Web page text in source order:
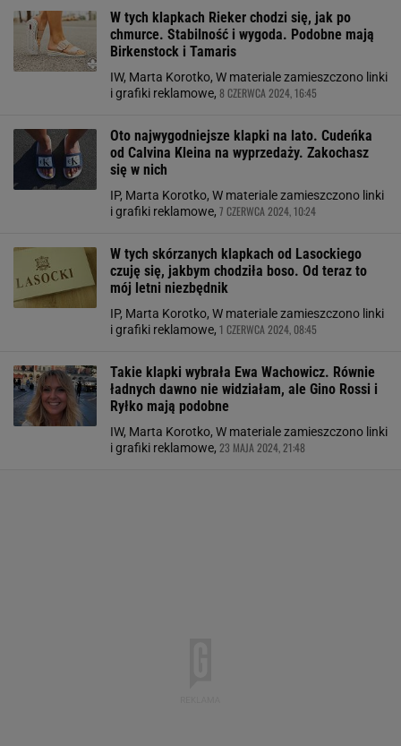
W tych klapkach Rieker chodzi się, jak po
chmurce. Stabilność i wygoda. Podobne mają
Birkenstock i Tamaris
IW, Marta Korotko, W materiale zamieszczono linki
i grafiki reklamowe, 8 CZERWCA 2024, 16:45
Oto najwygodniejsze klapki na lato. Cudeńka
od Calvina Kleina na wyprzedaży. Zakochasz
się w nich
IP, Marta Korotko, W materiale zamieszczono linki
i grafiki reklamowe, 7 CZERWCA 2024, 10:24
W tych skórzanych klapkach od Lasockiego
czuję się, jakbym chodziła boso. Od teraz to
mój letni niezbędnik
IP, Marta Korotko, W materiale zamieszczono linki
i grafiki reklamowe, 1 CZERWCA 2024, 08:45
Takie klapki wybrała Ewa Wachowicz. Równie
ładnych dawno nie widziałam, ale Gino Rossi i
Ryłko mają podobne
IW, Marta Korotko, W materiale zamieszczono linki
i grafiki reklamowe, 23 MAJA 2024, 21:48